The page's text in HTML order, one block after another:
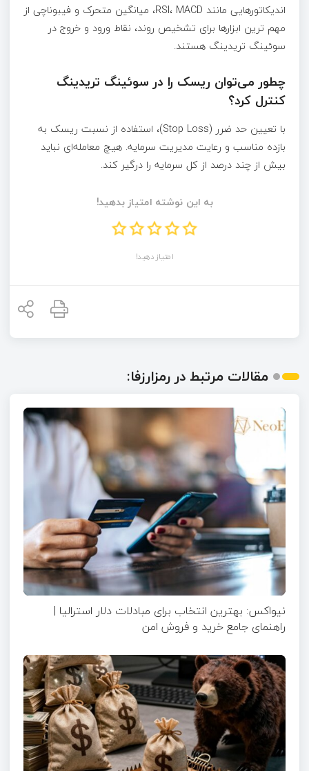
اندیکاتورهایی مانند RSI، MACD، میانگین متحرک و فیبوناچی از
مهم‌ ترین ابزارها برای تشخیص روند، نقاط ورود و خروج در
سوئینگ تریدینگ هستند.
چطور می‌توان ریسک را در سوئینگ تریدینگ
کنترل کرد؟
با تعیین حد ضرر (Stop Loss)، استفاده از نسبت ریسک به
بازده مناسب و رعایت مدیریت سرمایه. هیچ معامله‌ای نباید
بیش از چند درصد از کل سرمایه را درگیر کند.
به این نوشته امتیاز بدهید!
امتیاز دهید!
مقالات مرتبط در رمزارزفا:
نیواکس: بهترین انتخاب برای مبادلات دلار استرالیا |
راهنمای جامع خرید و فروش امن